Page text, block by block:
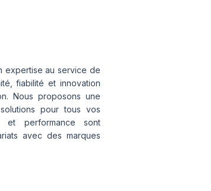
expertise au service de
fiabilité et innovation
Nous proposons une
pour tous vos
et performance sont
avec des marques